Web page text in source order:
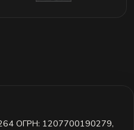
ОГРН: 1207700190279,